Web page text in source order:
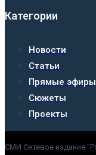
Категории
Новости
Статьи
Прямые эфиры
Сюжеты
Проекты
СМИ Сетевое издание